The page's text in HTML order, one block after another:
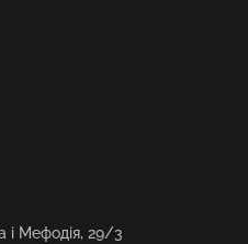
і Мефодія, 29/3